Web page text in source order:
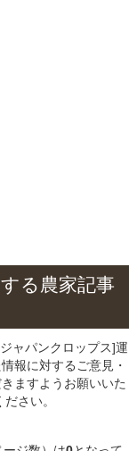
る 農家記事
ャパンクロップス]運
報に対するご意見・
ますようお願いいた
さい。